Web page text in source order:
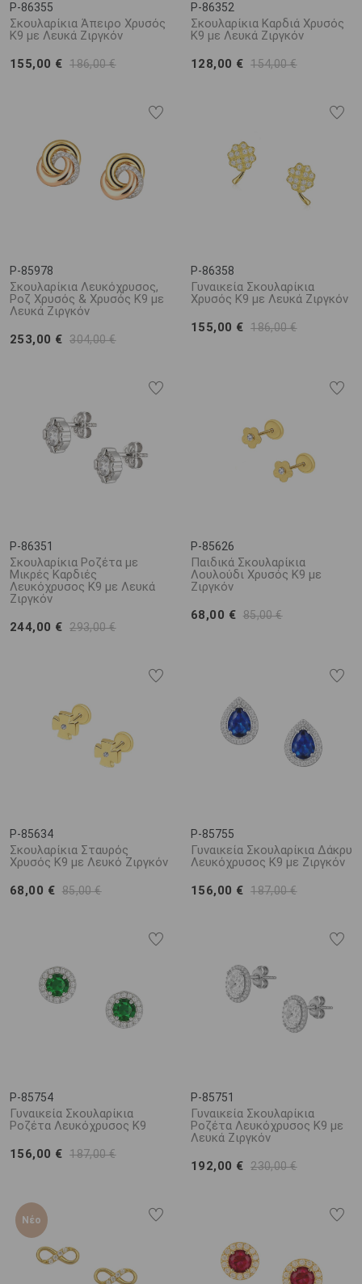
P-86355
Σκουλαρίκια Άπειρο Χρυσός
K9 με Λευκά Ζιργκόν
155,00 € 186,00 €
P-86352
Σκουλαρίκια Καρδιά Χρυσός
Κ9 με Λευκά Ζιργκόν
128,00 € 154,00 €
P-85978
Σκουλαρίκια Λευκόχρυσος,
Ροζ Χρυσός & Χρυσός Κ9 με
Λευκά Ζιργκόν
253,00 € 304,00 €
P-86358
Γυναικεία Σκουλαρίκια
Χρυσός Κ9 με Λευκά Ζιργκόν
155,00 € 186,00 €
P-86351
Σκουλαρίκια Ροζέτα με
Μικρές Καρδιές
Λευκόχρυσος Κ9 με Λευκά
Ζιργκόν
244,00 € 293,00 €
P-85626
Παιδικά Σκουλαρίκια
Λουλούδι Χρυσός Κ9 με
Ζιργκόν
68,00 € 85,00 €
P-85634
Σκουλαρίκια Σταυρός
Χρυσός K9 με Λευκό Ζιργκόν
68,00 € 85,00 €
P-85755
Γυναικεία Σκουλαρίκια Δάκρυ
Λευκόχρυσος Κ9 με Ζιργκόν
156,00 € 187,00 €
P-85754
Γυναικεία Σκουλαρίκια
Ροζέτα Λευκόχρυσος Κ9
156,00 € 187,00 €
P-85751
Γυναικεία Σκουλαρίκια
Ροζέτα Λευκόχρυσος K9 με
Λευκά Ζιργκόν
192,00 € 230,00 €
Νέο